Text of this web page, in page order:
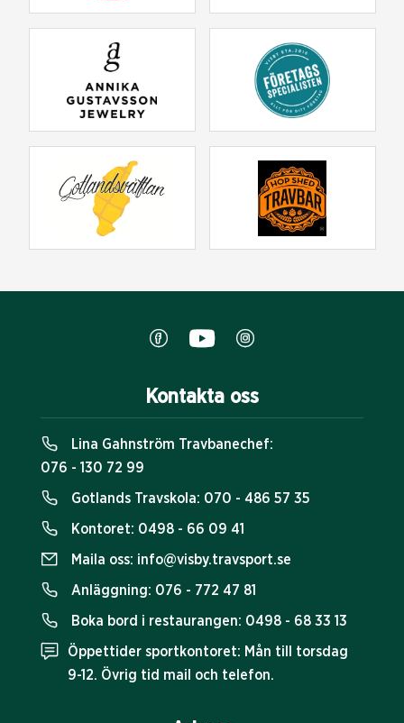
Kontakta oss
Lina Gahnström Travbanechef:
076 - 130 72 99
Gotlands Travskola: 070 - 486 57 35
Kontoret: 0498 - 66 09 41
Maila oss: info@visby.travsport.se
Anläggning: 076 - 772 47 81
Boka bord i restaurangen: 0498 - 68 33 13
Öppettider sportkontoret: Mån till torsdag
9-12. Övrig tid mail och telefon.